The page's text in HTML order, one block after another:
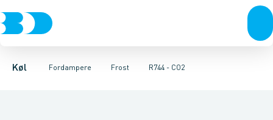
Køl Fordampere
KompressorerKondenseringsaggregater
Frost
Frost R744 - CO2
HFC R744 - CO2